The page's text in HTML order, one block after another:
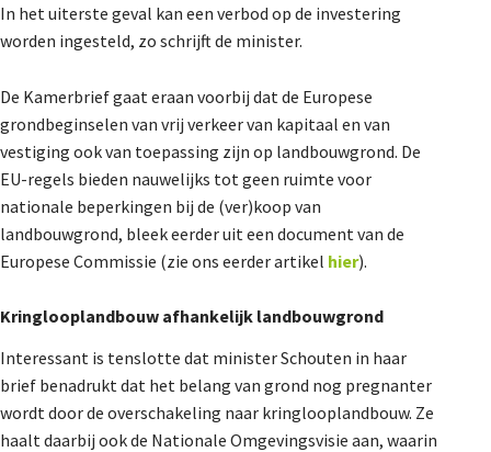
In het uiterste geval kan een verbod op de investering
worden ingesteld, zo schrijft de minister.
De Kamerbrief gaat eraan voorbij dat de Europese
grondbeginselen van vrij verkeer van kapitaal en van
vestiging ook van toepassing zijn op landbouwgrond. De
EU-regels bieden nauwelijks tot geen ruimte voor
nationale beperkingen bij de (ver)koop van
landbouwgrond, bleek eerder uit een document van de
Europese Commissie (zie ons eerder artikel hier).
Kringlooplandbouw afhankelijk landbouwgrond
Interessant is tenslotte dat minister Schouten in haar
brief benadrukt dat het belang van grond nog pregnanter
wordt door de overschakeling naar kringlooplandbouw. Ze
haalt daarbij ook de Nationale Omgevingsvisie aan, waarin